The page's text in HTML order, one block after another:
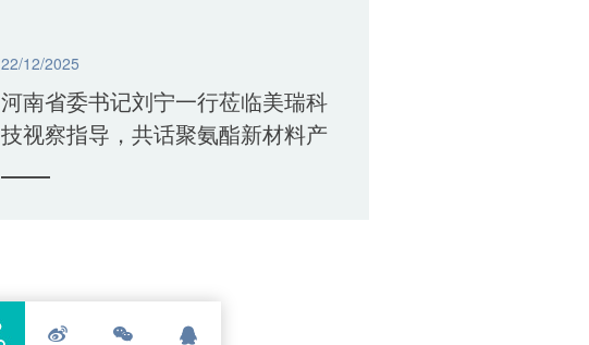
22/12/2025
河南省委书记刘宁一行莅临美瑞科
技视察指导，共话聚氨酯新材料产